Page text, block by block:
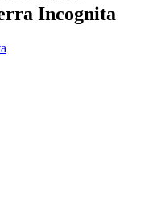
Incognita